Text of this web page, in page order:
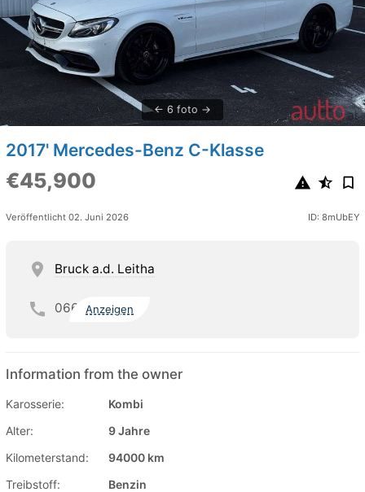
6 foto
2017' Mercedes-Benz C-Klasse
€45,900
Veröffentlicht 02. Juni 2026 ID: 8mUbEY
Bruck a.d. Leitha
066 Anzeigen
Information from the owner
Karosserie:
Kombi
Alter:
9 Jahre
Kilometerstand:
94000 km
Treibstoff:
Benzin